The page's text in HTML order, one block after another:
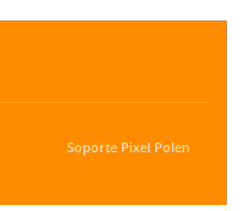
Soporte Pixel Polen